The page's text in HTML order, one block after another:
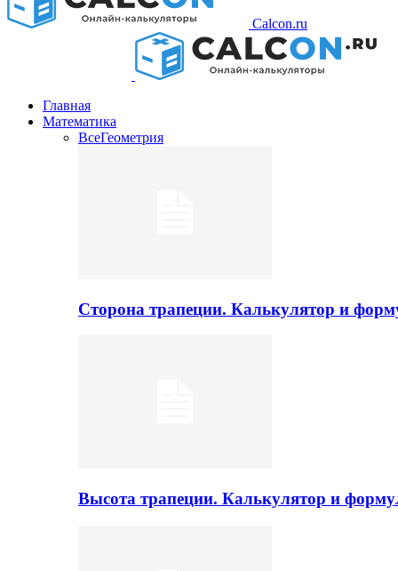
Calcon.ru
Главная
Математика
ВсеГеометрия
Сторона трапеции. Калькулятор и
Высота трапеции. Калькулятор и